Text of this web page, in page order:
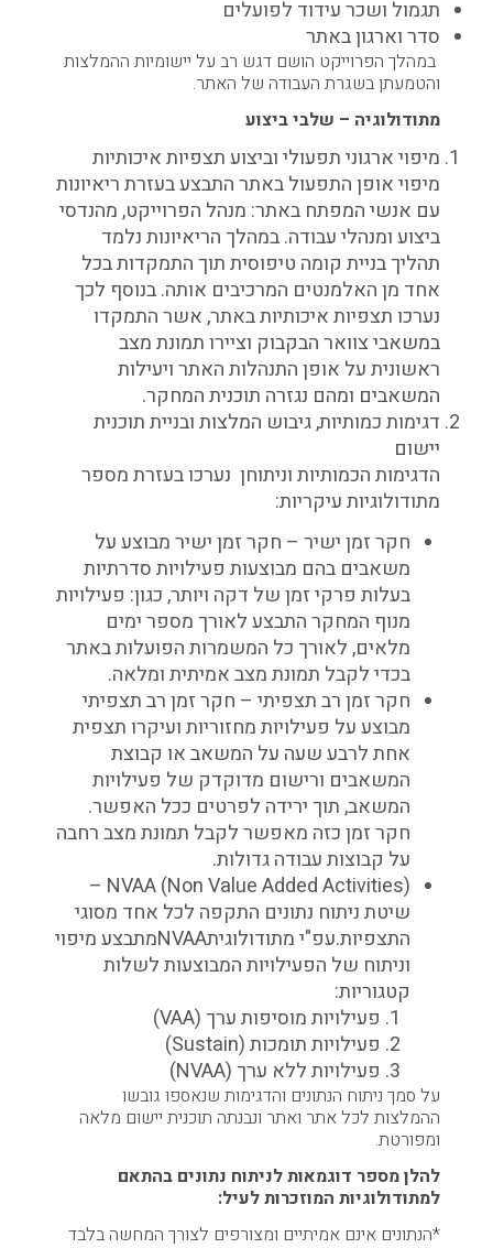
תגמול ושכר עידוד לפועלים
סדר וארגון באתר
במהלך הפרוייקט הושם דגש רב על יישומיות ההמלצות
והטמעתן בשגרת העבודה של האתר.
מתודולוגיה – שלבי ביצוע
מיפוי ארגוני תפעולי וביצוע תצפיות איכותיות
מיפוי אופן התפעול באתר התבצע בעזרת ריאיונות
עם אנשי המפתח באתר: מנהל הפרוייקט, מהנדסי
ביצוע ומנהלי עבודה. במהלך הריאיונות נלמד
תהליך בניית קומה טיפוסית תוך התמקדות בכל
אחד מן האלמנטים המרכיבים אותה. בנוסף לכך
נערכו תצפיות איכותיות באתר, אשר התמקדו
במשאבי צוואר הבקבוק וציירו תמונת מצב
ראשונית על אופן התנהלות האתר ויעילות
המשאבים ומהם נגזרה תוכנית המחקר.
דגימות כמותיות, גיבוש המלצות ובניית תוכנית
יישום
הדגימות הכמותיות וניתוחן נערכו בעזרת מספר
מתודולוגיות עיקריות:
חקר זמן ישיר – חקר זמן ישיר מבוצע על
משאבים בהם מבוצעות פעילויות סדרתיות
בעלות פרקי זמן של דקה ויותר, כגון: פעילויות
מנוף המחקר התבצע לאורך מספר ימים
מלאים, לאורך כל המשמרות הפועלות באתר
בכדי לקבל תמונת מצב אמיתית ומלאה.
חקר זמן רב תצפיתי – חקר זמן רב תצפיתי
מבוצע על פעילויות מחזוריות ועיקרו תצפית
אחת לרבע שעה על המשאב או קבוצת
המשאבים ורישום מדוקדק של פעילויות
המשאב, תוך ירידה לפרטים ככל האפשר.
חקר זמן כזה מאפשר לקבל תמונת מצב רחבה
על קבוצות עבודה גדולות.
(NVAA (Non Value Added Activities –
שיטת ניתוח נתונים התקפה לכל אחד מסוגי
התצפיות.עפ"י מתודולוגיתNVAAמתבצע מיפוי
וניתוח של הפעילויות המבוצעות לשלות
קטגוריות:
פעילויות מוסיפות ערך (VAA)
פעילויות תומכות (Sustain)
פעילויות ללא ערך (NVAA)
על סמך ניתוח הנתונים והדגימות שנאספו גובשו
ההמלצות לכל אתר ואתר ונבנתה תוכנית יישום מלאה
ומפורטת.
להלן מספר דוגמאות לניתוח נתונים בהתאם
למתודולוגיות המוזכרות לעיל:
*הנתונים אינם אמיתיים ומצורפים לצורך המחשה בלבד